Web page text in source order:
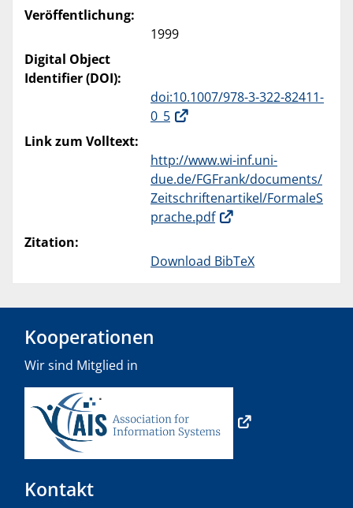
Veröffentlichung:
1999
Digital Object
Identifier (DOI):
doi:10.1007/978-3-322-82411-
0_5
Link zum Volltext:
http://www.wi-inf.uni-
due.de/FGFrank/documents/
Zeitschriftenartikel/FormaleS
prache.pdf
Zitation:
Download BibTeX
Kooperationen
Wir sind Mitglied in
Kontakt